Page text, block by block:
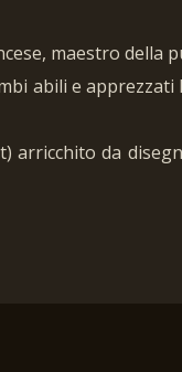
maestro della
abili e
arricchito da